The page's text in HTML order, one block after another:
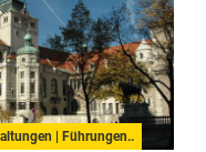
| Führungen..